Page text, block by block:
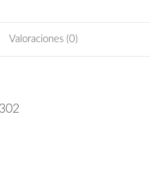
Valoraciones (0)